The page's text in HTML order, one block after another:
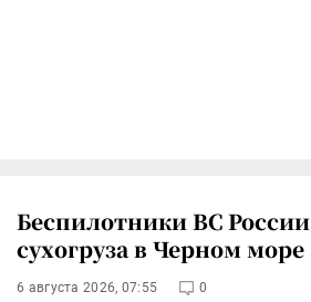
Беспилотники ВС
сухогруза в Черном море
6 августа 2026, 07:55 0